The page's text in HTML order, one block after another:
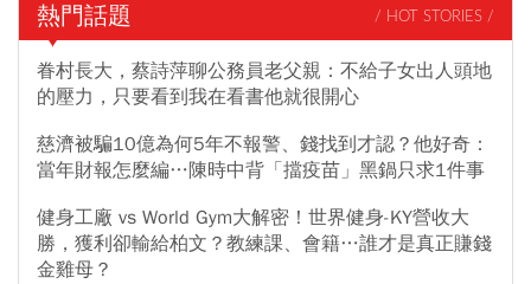
熱門話題 / HOT STORIES /
眷村長大，蔡詩萍聊公務員老父親：不給子女出人頭地
的壓力，只要看到我在看書他就很開心
慈濟被騙10億為何5年不報警、錢找到才認？他好奇：
當年財報怎麼編…陳時中背「擋疫苗」黑鍋只求1件事
健身工廠 vs World Gym大解密！世界健身-KY營收大
勝，獲利卻輸給柏文？教練課、會籍…誰才是真正賺錢
金雞母？